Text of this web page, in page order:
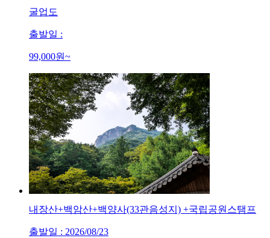
굴업도
출발일 :
99,000원~
내장산+백암산+백양사(33관음성지) +국립공원스탬프
출발일 : 2026/08/23